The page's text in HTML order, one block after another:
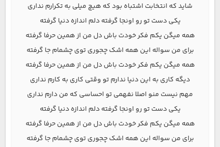
شاید که انتخابت اشتباه بود که هیچ میلی به تکرارم نداری
یکی دست تو رو اونجا گرفته دلم اندازه دنیا گرفته
همه میگن یکم فکر خودت باش دل من از همین حرفا گرفته
برای من سواله این همه اشک چجوری توی چشمام جا گرفته
همه میگن یکم فکر خودت باش دل من از همین حرفا گرفته
دیگه کاری به این دنیا ندارم تو وقتی کاری به کارم نداری
مهم نیست منو اصلا نفهمی تو احساسی که من دارم نداری
یکی دست تو رو اونجا گرفته دلم اندازه دنیا گرفته
همه میگن یکم فکر خودت باش دل من از همین حرفا گرفته
برای من سواله این همه اشک چجوری توی چشمام جا گرفته